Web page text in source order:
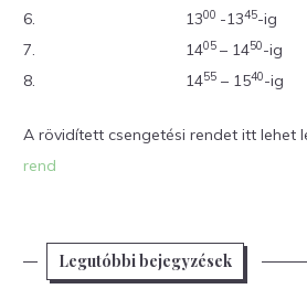
6.
1300 -1345-ig
7.
1405 – 1450-ig
8.
1455 – 1540-ig
A rövidített csengetési rendet itt lehet
rend
Legutóbbi bejegyzések